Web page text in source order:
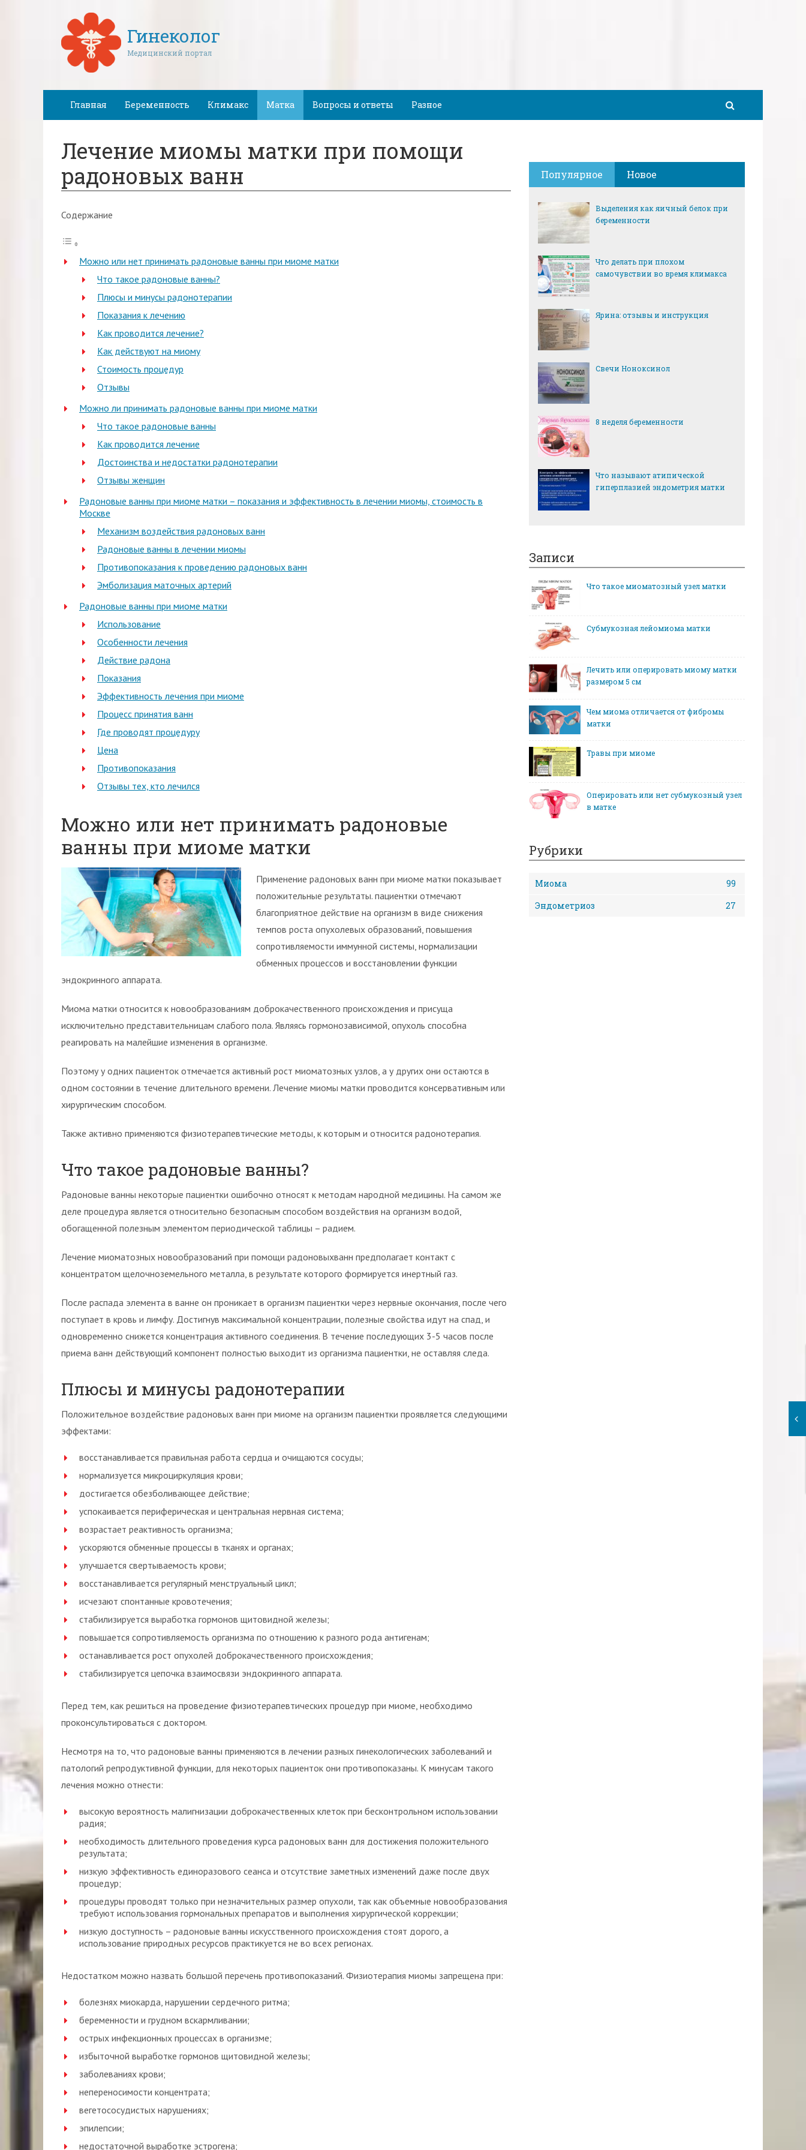
Гинеколог
Медицинский портал
Главная Беременность Климакс Матка Вопросы и ответы Разное
Лечение миомы матки при помощи
радоновых ванн
Содержание
Можно или нет принимать радоновые ванны при миоме матки
Что такое радоновые ванны?
Плюсы и минусы радонотерапии
Показания к лечению
Как проводится лечение?
Как действуют на миому
Стоимость процедур
Отзывы
Можно ли принимать радоновые ванны при миоме матки
Что такое радоновые ванны
Как проводится лечение
Достоинства и недостатки радонотерапии
Отзывы женщин
Радоновые ванны при миоме матки – показания и эффективность в лечении миомы, стоимость в
Москве
Механизм воздействия радоновых ванн
Радоновые ванны в лечении миомы
Противопоказания к проведению радоновых ванн
Эмболизация маточных артерий
Радоновые ванны при миоме матки
Использование
Особенности лечения
Действие радона
Показания
Эффективность лечения при миоме
Процесс принятия ванн
Где проводят процедуру
Цена
Противопоказания
Отзывы тех, кто лечился
Можно или нет принимать радоновые
ванны при миоме матки
Применение радоновых ванн при миоме матки показывает
положительные результаты. пациентки отмечают
благоприятное действие на организм в виде снижения
темпов роста опухолевых образований, повышения
сопротивляемости иммунной системы, нормализации
обменных процессов и восстановлении функции
эндокринного аппарата.
Миома матки относится к новообразованиям доброкачественного происхождения и присуща
исключительно представительницам слабого пола. Являясь гормонозависимой, опухоль способна
реагировать на малейшие изменения в организме.
Поэтому у одних пациенток отмечается активный рост миоматозных узлов, а у других они остаются в
одном состоянии в течение длительного времени. Лечение миомы матки проводится консервативным или
хирургическим способом.
Также активно применяются физиотерапевтические методы, к которым и относится радонотерапия.
Что такое радоновые ванны?
Радоновые ванны некоторые пациентки ошибочно относят к методам народной медицины. На самом же
деле процедура является относительно безопасным способом воздействия на организм водой,
обогащенной полезным элементом периодической таблицы – радием.
Лечение миоматозных новообразований при помощи радоновыхванн предполагает контакт с
концентратом щелочноземельного металла, в результате которого формируется инертный газ.
После распада элемента в ванне он проникает в организм пациентки через нервные окончания, после чего
поступает в кровь и лимфу. Достигнув максимальной концентрации, полезные свойства идут на спад, и
одновременно снижется концентрация активного соединения. В течение последующих 3-5 часов после
приема ванн действующий компонент полностью выходит из организма пациентки, не оставляя следа.
Плюсы и минусы радонотерапии
Положительное воздействие радоновых ванн при миоме на организм пациентки проявляется следующими
эффектами:
восстанавливается правильная работа сердца и очищаются сосуды;
нормализуется микроциркуляция крови;
достигается обезболивающее действие;
успокаивается периферическая и центральная нервная система;
возрастает реактивность организма;
ускоряются обменные процессы в тканях и органах;
улучшается свертываемость крови;
восстанавливается регулярный менструальный цикл;
исчезают спонтанные кровотечения;
стабилизируется выработка гормонов щитовидной железы;
повышается сопротивляемость организма по отношению к разного рода антигенам;
останавливается рост опухолей доброкачественного происхождения;
стабилизируется цепочка взаимосвязи эндокринного аппарата.
Перед тем, как решиться на проведение физиотерапевтических процедур при миоме, необходимо
проконсультироваться с доктором.
Несмотря на то, что радоновые ванны применяются в лечении разных гинекологических заболеваний и
патологий репродуктивной функции, для некоторых пациенток они противопоказаны. К минусам такого
лечения можно отнести:
высокую вероятность малигнизации доброкачественных клеток при бесконтрольном использовании
радия;
необходимость длительного проведения курса радоновых ванн для достижения положительного
результата;
низкую эффективность единоразового сеанса и отсутствие заметных изменений даже после двух
процедур;
процедуры проводят только при незначительных размер опухоли, так как объемные новообразования
требуют использования гормональных препаратов и выполнения хирургической коррекции;
низкую доступность – радоновые ванны искусственного происхождения стоят дорого, а
использование природных ресурсов практикуется не во всех регионах.
Недостатком можно назвать большой перечень противопоказаний. Физиотерапия миомы запрещена при:
болезнях миокарда, нарушении сердечного ритма;
беременности и грудном вскармливании;
острых инфекционных процессах в организме;
избыточной выработке гормонов щитовидной железы;
заболеваниях крови;
непереносимости концентрата;
вегетососудистых нарушениях;
эпилепсии;
недостаточной выработке эстрогена;
Популярное Новое
Выделения как яичный белок при
беременности
Что делать при плохом
самочувствии во время климакса
Ярина: отзывы и инструкция
Свечи Ноноксинол
8 неделя беременности
Что называют атипической
гиперплазией эндометрия матки
Записи
Что такое миоматозный узел матки
Субмукозная лейомиома матки
Лечить или оперировать миому матки
размером 5 см
Чем миома отличается от фибромы
матки
Травы при миоме
Оперировать или нет субмукозный узел
в матке
Рубрики
Миома
99
Эндометриоз
27